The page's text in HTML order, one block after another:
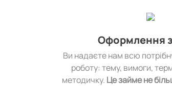
Оформлення
Ви надаєте нам всю
роботу: тему, вимоги,
методичку. Це займе не